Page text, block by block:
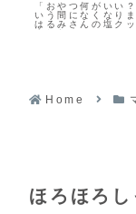
「おやつ何がいい
いう間になくなり
はるみさんの塩クッ
ました！
Home
ほろほろ